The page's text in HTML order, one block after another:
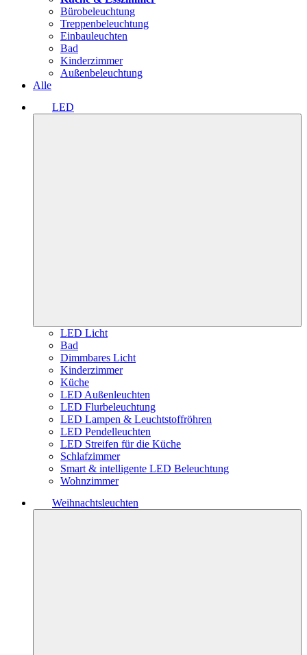
Bürobeleuchtung
Treppenbeleuchtung
Einbauleuchten
Bad
Kinderzimmer
Außenbeleuchtung
Alle
LED
LED Licht
Bad
Dimmbares Licht
Kinderzimmer
Küche
LED Außenleuchten
LED Flurbeleuchtung
LED Lampen & Leuchtstoffröhren
LED Pendelleuchten
LED Streifen für die Küche
Schlafzimmer
Smart & intelligente LED Beleuchtung
Wohnzimmer
Weihnachtsleuchten